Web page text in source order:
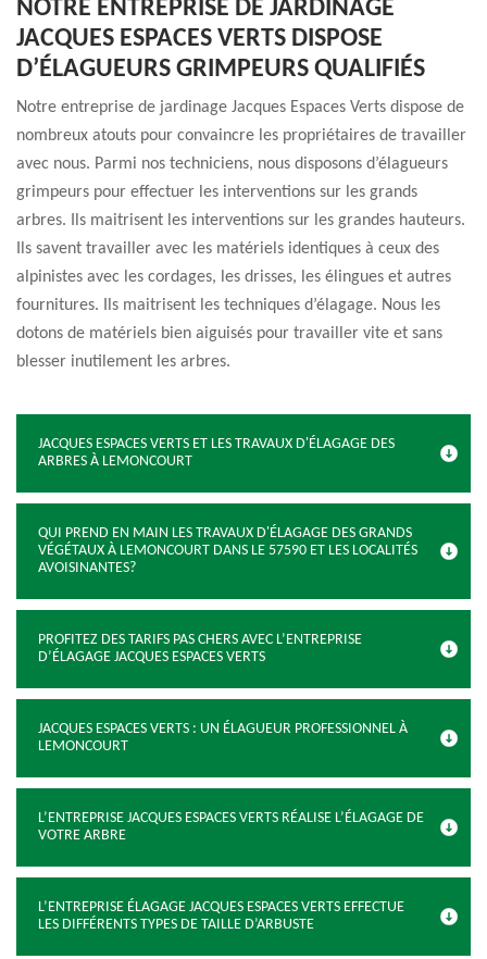
NOTRE ENTREPRISE DE JARDINAGE
JACQUES ESPACES VERTS DISPOSE
D’ÉLAGUEURS GRIMPEURS QUALIFIÉS
Notre entreprise de jardinage Jacques Espaces Verts dispose de
nombreux atouts pour convaincre les propriétaires de travailler
avec nous. Parmi nos techniciens, nous disposons d’élagueurs
grimpeurs pour effectuer les interventions sur les grands
arbres. Ils maitrisent les interventions sur les grandes hauteurs.
Ils savent travailler avec les matériels identiques à ceux des
alpinistes avec les cordages, les drisses, les élingues et autres
fournitures. Ils maitrisent les techniques d’élagage. Nous les
dotons de matériels bien aiguisés pour travailler vite et sans
blesser inutilement les arbres.
JACQUES ESPACES VERTS ET LES TRAVAUX D'ÉLAGAGE DES
ARBRES À LEMONCOURT
QUI PREND EN MAIN LES TRAVAUX D'ÉLAGAGE DES GRANDS
VÉGÉTAUX À LEMONCOURT DANS LE 57590 ET LES LOCALITÉS
AVOISINANTES?
PROFITEZ DES TARIFS PAS CHERS AVEC L’ENTREPRISE
D’ÉLAGAGE JACQUES ESPACES VERTS
JACQUES ESPACES VERTS : UN ÉLAGUEUR PROFESSIONNEL À
LEMONCOURT
L’ENTREPRISE JACQUES ESPACES VERTS RÉALISE L’ÉLAGAGE DE
VOTRE ARBRE
L’ENTREPRISE ÉLAGAGE JACQUES ESPACES VERTS EFFECTUE
LES DIFFÉRENTS TYPES DE TAILLE D’ARBUSTE